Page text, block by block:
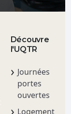
Découvre
l'UQTR
Journées
portes
ouvertes
Logement